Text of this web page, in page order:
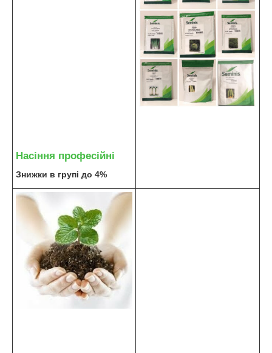
Насіння професійні
Знижки в групі до 4%